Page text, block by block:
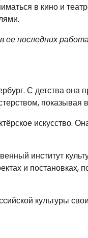
в кино и
ее последних
С детства она
искусство.
институт
и постановках,
культуры